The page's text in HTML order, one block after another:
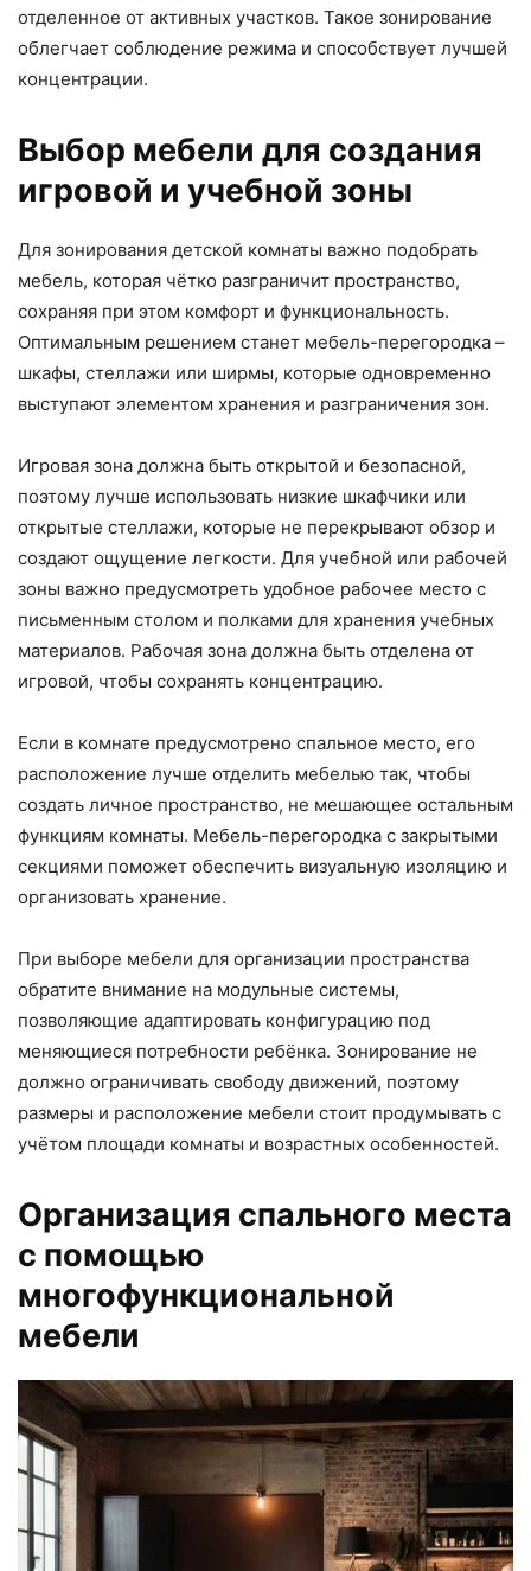
отделенное от активных участков. Такое зонирование
облегчает соблюдение режима и способствует лучшей
концентрации.
Выбор мебели для создания
игровой и учебной зоны
Для зонирования детской комнаты важно подобрать
мебель, которая чётко разграничит пространство,
сохраняя при этом комфорт и функциональность.
Оптимальным решением станет мебель-перегородка –
шкафы, стеллажи или ширмы, которые одновременно
выступают элементом хранения и разграничения зон.
Игровая зона должна быть открытой и безопасной,
поэтому лучше использовать низкие шкафчики или
открытые стеллажи, которые не перекрывают обзор и
создают ощущение легкости. Для учебной или рабочей
зоны важно предусмотреть удобное рабочее место с
письменным столом и полками для хранения учебных
материалов. Рабочая зона должна быть отделена от
игровой, чтобы сохранять концентрацию.
Если в комнате предусмотрено спальное место, его
расположение лучше отделить мебелью так, чтобы
создать личное пространство, не мешающее остальным
функциям комнаты. Мебель-перегородка с закрытыми
секциями поможет обеспечить визуальную изоляцию и
организовать хранение.
При выборе мебели для организации пространства
обратите внимание на модульные системы,
позволяющие адаптировать конфигурацию под
меняющиеся потребности ребёнка. Зонирование не
должно ограничивать свободу движений, поэтому
размеры и расположение мебели стоит продумывать с
учётом площади комнаты и возрастных особенностей.
Организация спального места
с помощью
многофункциональной
мебели